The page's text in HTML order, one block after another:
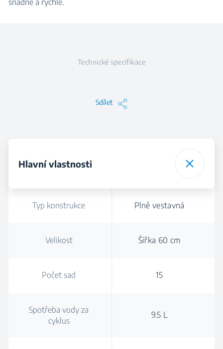
snadné a rychlé.
Technické specifikace
Sdílet
Hlavní vlastnosti
Typ konstrukce Plně vestavná
Velikost Šířka 60 cm
Počet sad 15
Spotřeba vody za
cyklus
9.5 L